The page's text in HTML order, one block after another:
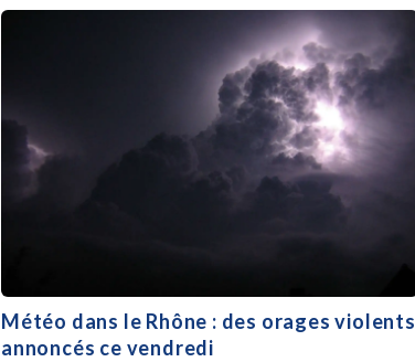
Météo dans le Rhône : des orages violents
annoncés ce vendredi